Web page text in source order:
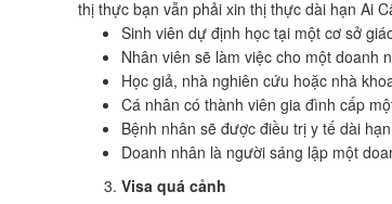
thị thực bạn vẫn phải xin thị thực dài hạn Ai
Sinh viên dự định học tại một cơ sở
Nhân viên sẽ làm việc cho một doanh
Học giả, nhà nghiên cứu hoặc nhà
Cá nhân có thành viên gia đình cấp
Bệnh nhân sẽ được điều trị y tế dài
Doanh nhân là người sáng lập một
Visa quá cảnh